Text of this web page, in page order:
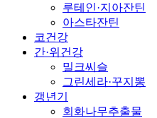
루테인·지아잔틴
아스타잔틴
코건강
간·위건강
밀크씨슬
그린세라·꾸지뽕
갱년기
회화나무추출물